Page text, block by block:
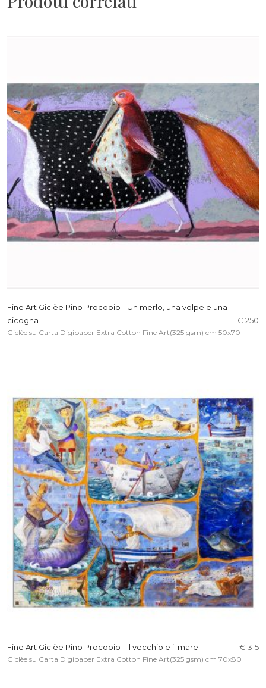
Fine Art Giclèe Pino Procopio - Un merlo, una volpe e una
cicogna
€ 250
Giclèe su Carta Digipaper Extra Cotton Fine Art(325 gsm) cm 50x70
Fine Art Giclèe Pino Procopio - Il vecchio e il mare € 315
Giclèe su Carta Digipaper Extra Cotton Fine Art(325 gsm) cm 70x80